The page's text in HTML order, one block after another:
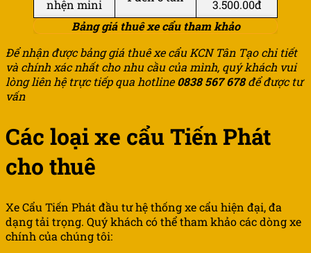
nhện mini
3.500.00đ
Bảng giá thuê xe cẩu tham khảo
Để nhận được bảng giá thuê xe cẩu KCN Tân Tạo chi tiết
và chính xác nhất cho nhu cầu của mình, quý khách vui
lòng liên hệ trực tiếp qua hotline0838 567 678để được tư
vấn
Các loại xe cẩu Tiến Phát
cho thuê
Xe Cẩu Tiến Phát đầu tư hệ thống xe cẩu hiện đại, đa
dạng tải trọng. Quý khách có thể tham khảo các dòng xe
chính của chúng tôi: